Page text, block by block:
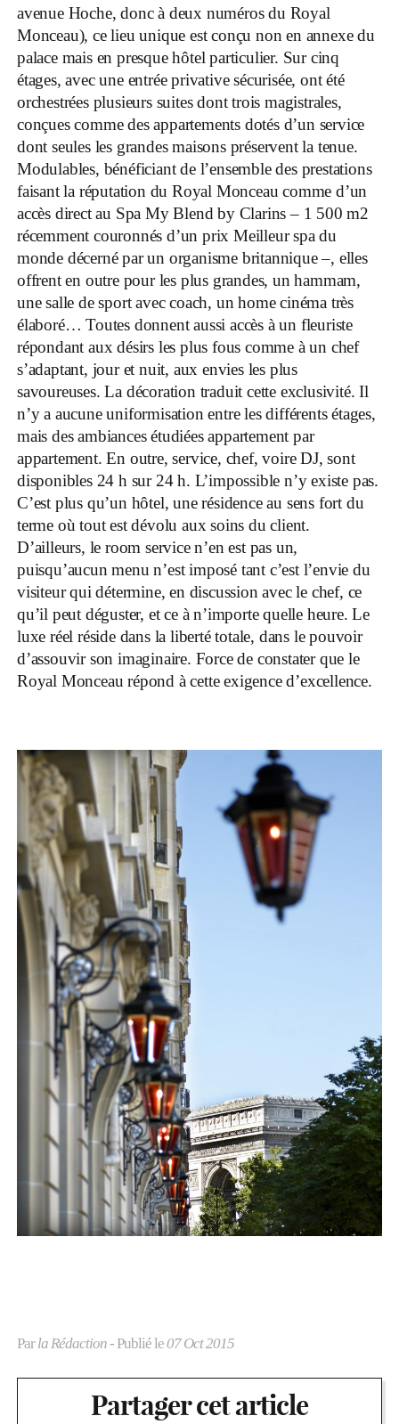
avenue Hoche, donc à deux numéros du Royal
Monceau), ce lieu unique est conçu non en annexe du
palace mais en presque hôtel particulier. Sur cinq
étages, avec une entrée privative sécurisée, ont été
orchestrées plusieurs suites dont trois magistrales,
conçues comme des appartements dotés d’un service
dont seules les grandes maisons préservent la tenue.
Modulables, bénéficiant de l’ensemble des prestations
faisant la réputation du Royal Monceau comme d’un
accès direct au Spa My Blend by Clarins – 1 500 m2
récemment couronnés d’un prix Meilleur spa du
monde décerné par un organisme britannique –, elles
offrent en outre pour les plus grandes, un hammam,
une salle de sport avec coach, un home cinéma très
élaboré… Toutes donnent aussi accès à un fleuriste
répondant aux désirs les plus fous comme à un chef
s’adaptant, jour et nuit, aux envies les plus
savoureuses. La décoration traduit cette exclusivité. Il
n’y a aucune uniformisation entre les différents étages,
mais des ambiances étudiées appartement par
appartement. En outre, service, chef, voire DJ, sont
disponibles 24 h sur 24 h. L’impossible n’y existe pas.
C’est plus qu’un hôtel, une résidence au sens fort du
terme où tout est dévolu aux soins du client.
D’ailleurs, le room service n’en est pas un,
puisqu’aucun menu n’est imposé tant c’est l’envie du
visiteur qui détermine, en discussion avec le chef, ce
qu’il peut déguster, et ce à n’importe quelle heure. Le
luxe réel réside dans la liberté totale, dans le pouvoir
d’assouvir son imaginaire. Force de constater que le
Royal Monceau répond à cette exigence d’excellence.
Parla Rédaction- Publié le07 Oct 2015
Partager cet article